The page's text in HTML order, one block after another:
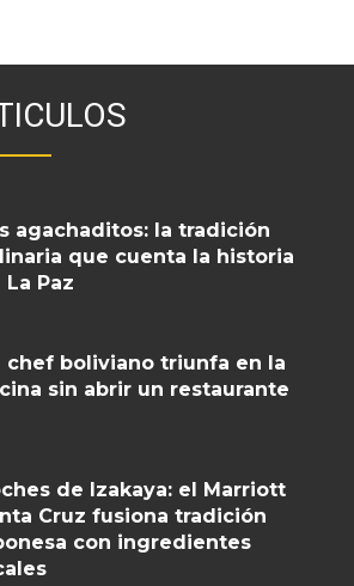
agachaditos: la tradición
que cuenta la historia
La Paz
chef boliviano triunfa en la
sin abrir un restaurante
de Izakaya: el Marriott
Cruz fusiona tradición
con ingredientes